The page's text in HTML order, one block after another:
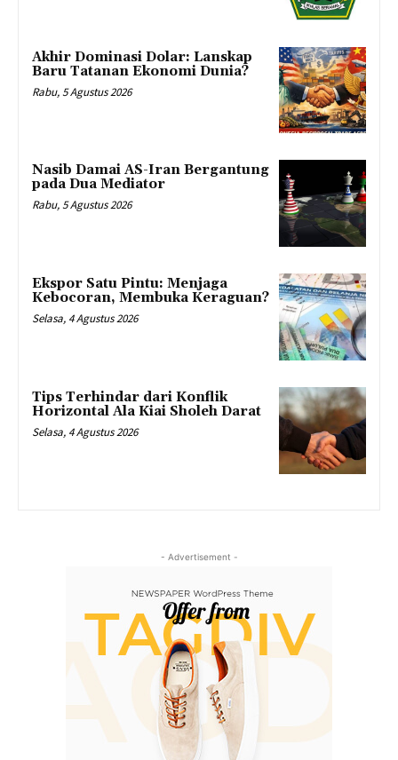
Akhir Dominasi Dolar: Lanskap
Baru Tatanan Ekonomi Dunia?
Rabu, 5 Agustus 2026
Nasib Damai AS-Iran Bergantung
pada Dua Mediator
Rabu, 5 Agustus 2026
Ekspor Satu Pintu: Menjaga
Kebocoran, Membuka Keraguan?
Selasa, 4 Agustus 2026
Tips Terhindar dari Konflik
Horizontal Ala Kiai Sholeh Darat
Selasa, 4 Agustus 2026
- Advertisement -